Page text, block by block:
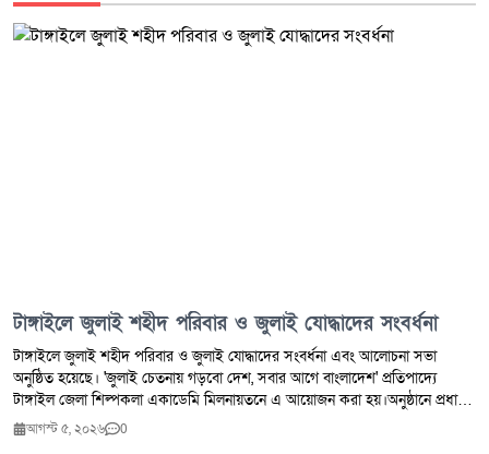
টাঙ্গাইলে জুলাই শহীদ পরিবার ও জুলাই যোদ্ধাদের সংবর্ধনা
টাঙ্গাইলে জুলাই শহীদ পরিবার ও জুলাই যোদ্ধাদের সংবর্ধনা এবং আলোচনা সভা
অনুষ্ঠিত হয়েছে। 'জুলাই চেতনায় গড়বো দেশ, সবার আগে বাংলাদেশ' প্রতিপাদ্যে
টাঙ্গাইল জেলা শিল্পকলা একাডেমি মিলনায়তনে এ আয়োজন করা হয়।অনুষ্ঠানে প্রধান
অতিথি হিসেবে উপস্থিত ছিলেন বিএনপির কেন্দ্রীয় প্রচার সম্পাদক এবং মৎস্য ও
আগস্ট ৫, ২০২৬ 0